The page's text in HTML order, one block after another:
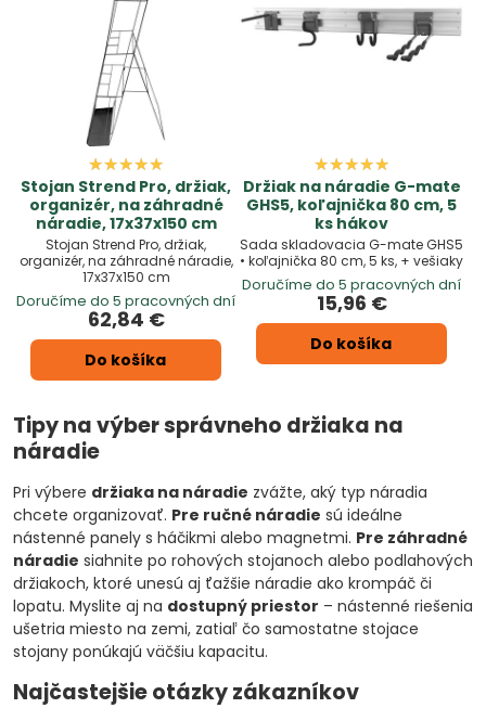
Stojan Strend Pro, držiak,
organizér, na záhradné
náradie, 17x37x150 cm
Stojan Strend Pro, držiak,
organizér, na záhradné náradie,
17x37x150 cm
Doručíme do 5 pracovných dní
62,84 €
Do košíka
Držiak na náradie G-mate
GHS5, koľajnička 80 cm, 5
ks hákov
Sada skladovacia G-mate GHS5
• koľajnička 80 cm, 5 ks, + vešiaky
Doručíme do 5 pracovných dní
15,96 €
Do košíka
Tipy na výber správneho držiaka na
náradie
Pri výbere držiaka na náradie zvážte, aký typ náradia
chcete organizovať. Pre ručné náradie sú ideálne
nástenné panely s háčikmi alebo magnetmi. Pre záhradné
náradie siahnite po rohových stojanoch alebo podlahových
držiakoch, ktoré unesú aj ťažšie náradie ako krompáč či
lopatu. Myslite aj na dostupný priestor – nástenné riešenia
ušetria miesto na zemi, zatiaľ čo samostatne stojace
stojany ponúkajú väčšiu kapacitu.
Najčastejšie otázky zákazníkov